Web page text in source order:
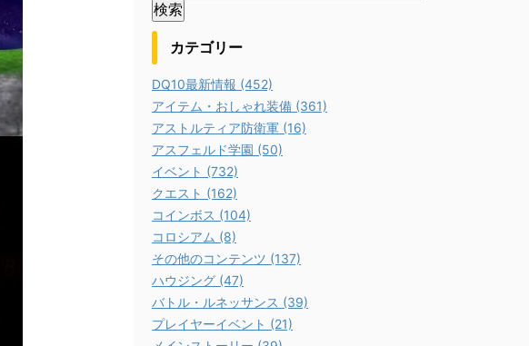
カテゴリー
DQ10最新情報 (452)
アイテム・おしゃれ装備 (361)
アストルティア防衛軍 (16)
アスフェルド学園 (50)
イベント (732)
クエスト (162)
コインボス (104)
コロシアム (8)
その他のコンテンツ (137)
ハウジング (47)
バトル・ルネッサンス (39)
プレイヤーイベント (21)